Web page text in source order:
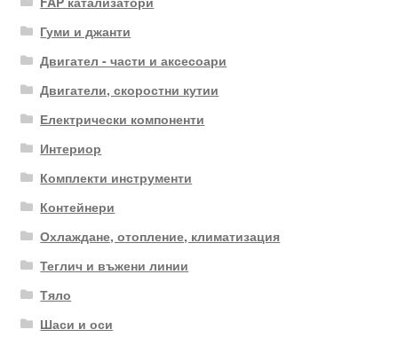
Гуми и джанти
Двигател - части и аксесоари
Двигатели, скоростни кутии
Електрически компоненти
Интериор
Комплекти инструменти
Контейнери
Охлаждане, отопление, климатизация
Теглич и въжени линии
Тяло
Шаси и оси